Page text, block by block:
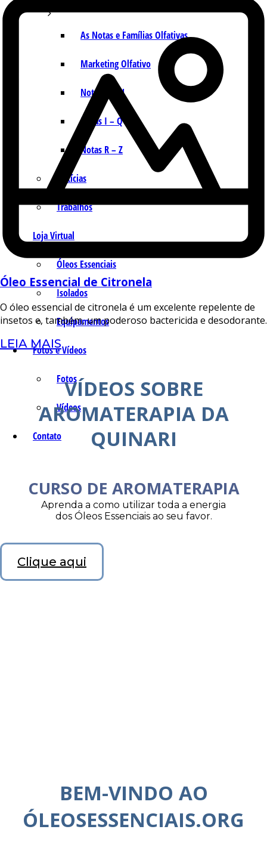
As Notas e Famílias Olfativas
Marketing Olfativo
Notas A – H
Notas I – Q
Notas R – Z
Notícias
Trabalhos
Loja Virtual
Óleos Essenciais
Isolados
Equipamentos
Fotos e Vídeos
Fotos
Vídeos
Contato
Óleo Essencial de Citronela
O óleo essencial de citronela é um excelente repelente de
insetos e, também, um poderoso bactericida e desodorante.
LEIA MAIS
VÍDEOS SOBRE
AROMATERAPIA DA
QUINARI
CURSO DE AROMATERAPIA
Aprenda a como utilizar toda a energia
dos Óleos Essenciais ao seu favor.
Clique aqui
BEM-VINDO AO
ÓLEOSESSENCIAIS.ORG